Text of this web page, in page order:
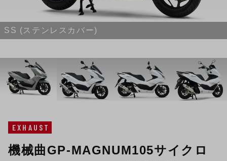
SS (ステンレスカバー)
EXHAUST
機械曲GP-MAGNUM105サイクロ